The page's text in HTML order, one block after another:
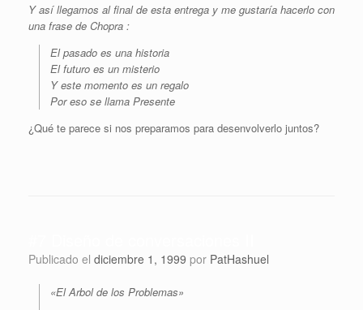
Y así llegamos al final de esta entrega y me gustaría hacerlo con
una frase de Chopra :
El pasado es una historia
El futuro es un misterio
Y este momento es un regalo
Por eso se llama Presente
¿Qué te parece si nos preparamos para desenvolverlo juntos?
Publicado el diciembre 1, 1999 por PatHashuel
«El Arbol de los Problemas»